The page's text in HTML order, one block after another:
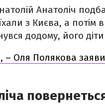
Анатоліч
з Києва, а потім
додому, його
– Оля Полякова